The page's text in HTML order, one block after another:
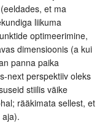
et ma
liikuma
optimeerimine,
dimensioonis (a kui
panna paika
next perspektiiv oleks
stiilis väike
rääkimata sellest, et